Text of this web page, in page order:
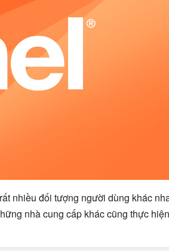
nhiều đối tượng người dùng khác
nhà cung cấp khác cũng thực hiện